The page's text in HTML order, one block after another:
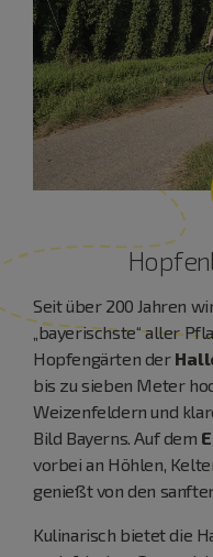
Seit über 200 Jahren
„bayerischste“ aller
Hopfengärten der
bis zu sieben Meter
Weizenfeldern und
Bild Bayerns. Auf dem
vorbei an Höhlen,
genießt von den
Kulinarisch bietet die